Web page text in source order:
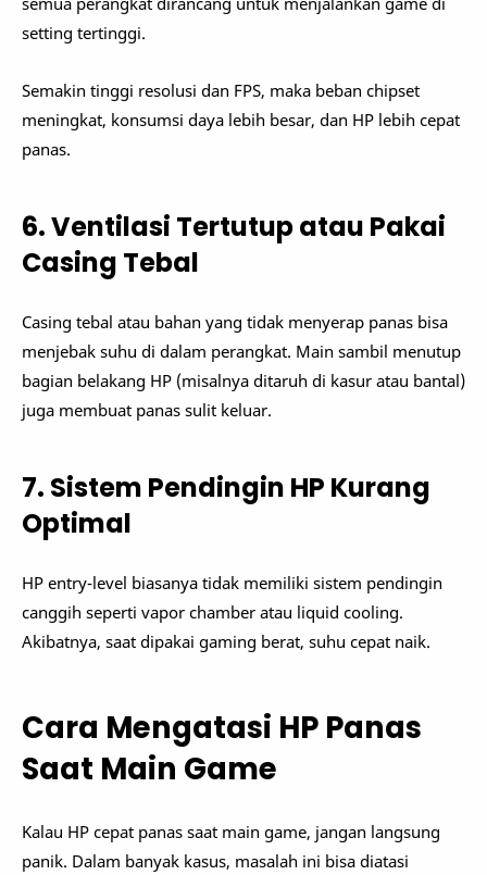
setting tertinggi.
Semakin tinggi resolusi dan FPS, maka beban chipset
meningkat, konsumsi daya lebih besar, dan HP lebih cepat
panas.
6. Ventilasi Tertutup atau Pakai
Casing Tebal
Casing tebal atau bahan yang tidak menyerap panas bisa
menjebak suhu di dalam perangkat. Main sambil menutup
bagian belakang HP (misalnya ditaruh di kasur atau bantal)
juga membuat panas sulit keluar.
7. Sistem Pendingin HP Kurang
Optimal
HP entry-level biasanya tidak memiliki sistem pendingin
canggih seperti vapor chamber atau liquid cooling.
Akibatnya, saat dipakai gaming berat, suhu cepat naik.
Cara Mengatasi HP Panas
Saat Main Game
Kalau HP cepat panas saat main game, jangan langsung
panik. Dalam banyak kasus, masalah ini bisa diatasi